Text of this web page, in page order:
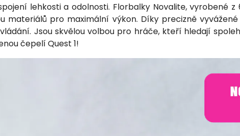
lehkosti a odolnosti. Florbalky Novalite, vyrobené z
materiálů pro maximální výkon. Díky precizně
Jsou skvělou volbou pro hráče, kteří hledají
čepelí Quest 1!